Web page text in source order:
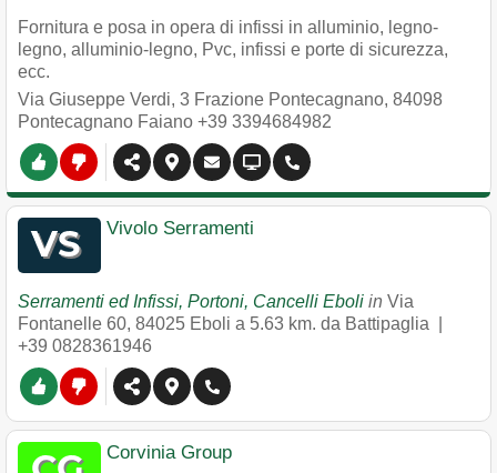
Fornitura e posa in opera di infissi in alluminio, legno-
legno, alluminio-legno, Pvc, infissi e porte di sicurezza,
ecc.
Via Giuseppe Verdi, 3 Frazione Pontecagnano, 84098
Pontecagnano Faiano +39 3394684982
Vivolo Serramenti
Serramenti ed Infissi, Portoni, Cancelli Eboli in Via
Fontanelle 60, 84025 Eboli a 5.63 km. da Battipaglia |
+39 0828361946
Corvinia Group